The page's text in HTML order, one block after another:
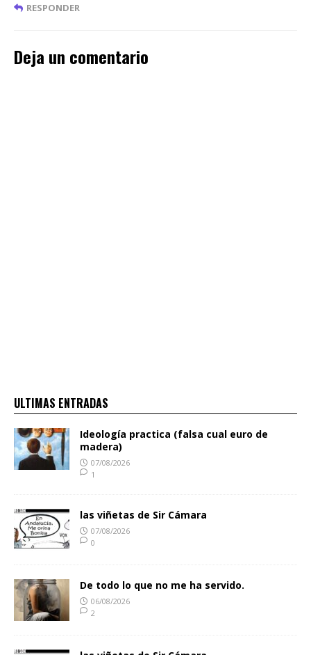
RESPONDER
Deja un comentario
ULTIMAS ENTRADAS
Ideología practica (falsa cual euro de
madera)
07/08/2026
1
las viñetas de Sir Cámara
07/08/2026
0
De todo lo que no me ha servido.
06/08/2026
2